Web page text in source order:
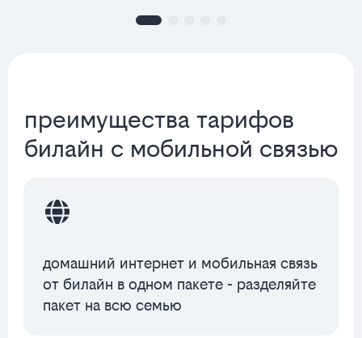
преимущества тарифов
билайн с мобильной связью
домашний интернет и мобильная связь
от билайн в одном пакете - разделяйте
пакет на всю семью